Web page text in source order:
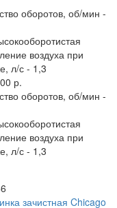
оборотов, об/мин -
воздуха при
л/с - 1,3
р.
оборотов, об/мин -
воздуха при
л/с - 1,3